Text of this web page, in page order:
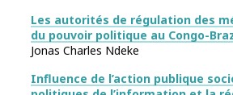
Les autorités de régulation des
du pouvoir politique au Congo-
Jonas Charles Ndeke
Influence de l’action publique